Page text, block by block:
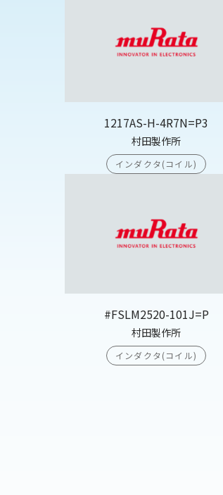
1217AS-H-4R7N=P3
村田製作所
インダクタ(コイル)
#FSLM2520-101J=P
村田製作所
インダクタ(コイル)